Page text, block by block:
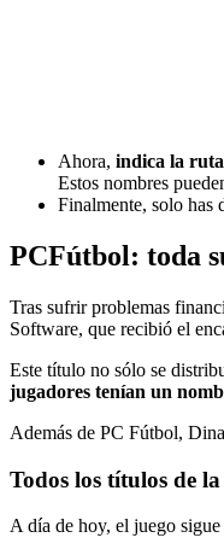
Ahora, indica la ruta
Estos nombres
Finalmente, solo has
PCFútbol: toda
Tras sufrir problemas
Software, que recibió el
Este título no sólo se
jugadores tenían un
Además de PC Fútbol,
Todos los títulos de
A día de hoy, el juego